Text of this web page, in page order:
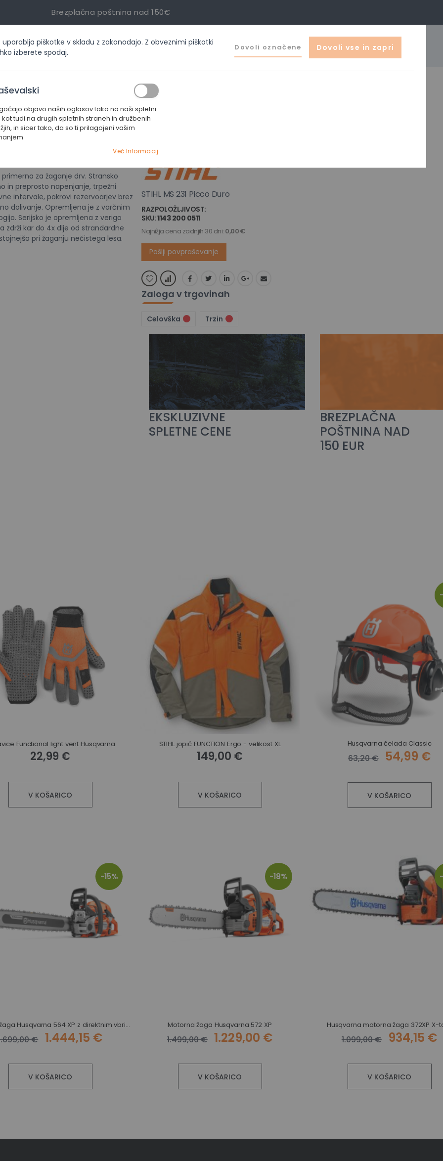
objavo naših oglasov tako na naši spletni
kot tudi na drugih spletnih straneh in družbenih
in sicer tako, da so ti prilagojeni vašim
Več Informacij
piškotke v skladu z zakonodajo. Z obveznimi piškotki
izberete spodaj.
Dovoli označene Dovoli vse in zapri
Brezplačna poštnina nad 150€
041 644 044
info@zak-ljubljana.si
SERVIS KONTAKT
Žage za splošno rabo Motorna žaga STIHL MS 231 Picco Duro
Motorna žaga STIHL MS 231 Picco Duro
STIHL MS 231 Picco Duro
RAZPOLOŽLJIVOST:
SKU 1143 200 0511
Najnižja cena zadnjih 30 dni: 0,00 €
Pošlji povpraševanje
Zaloga v trgovinah
Celovška Trzin
EKSKLUZIVNE
SPLETNE CENE
BREZPLAČNA
POŠTNINA NAD
150 EUR
primerna za žaganje drv. Stransko
in preprosto napenjanje, trpežni
intervale, pokrovi rezervoarjev brez
dolivanje. Opremljena je z varčnim
Serijsko je opremljena z verigo
zdrži kar do 4x dlje od strandardne
pri žaganju nečistega lesa.
Functional light vent Husqvarna
22,99 €
V KOŠARICO
STIHL jopič FUNCTION Ergo - velikost XL
149,00 €
V KOŠARICO
Husqvarna čelada Classic
63,20 € 54,99 €
V KOŠARICO
-15%
Motorna žaga Husqvarna 564 XP z direktnim vbrizgom goriva - na zalogi
€ 1.444,15 €
V KOŠARICO
-18%
Motorna žaga Husqvarna 572 XP
1.499,00 € 1.229,00 €
V KOŠARICO
Husqvarna motorna žaga 372XP X-
1.099,00 € 934,15 €
V KOŠARICO